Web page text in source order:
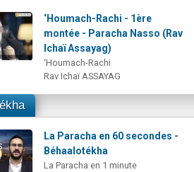
‘Houmach-Rachi - 1ère
montée - Paracha Nasso (Rav
Ichaï Assayag)
‘Houmach-Rachi
Rav Ichaï ASSAYAG
La Paracha en 60 secondes -
Béhaalotékha
La Paracha en 1 minute